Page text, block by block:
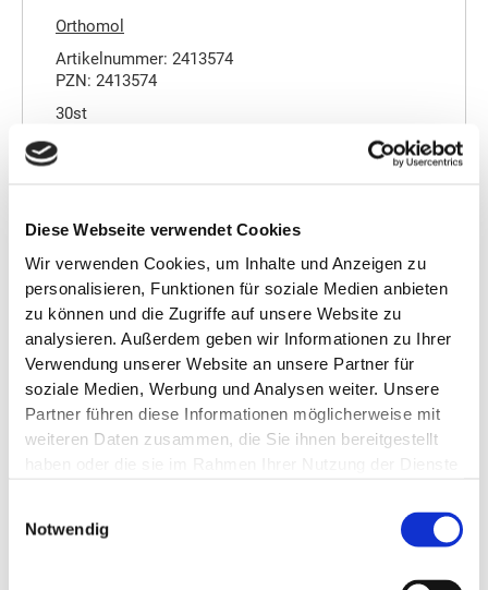
Diese Webseite verwendet Cookies
Wir verwenden Cookies, um Inhalte und Anzeigen zu
personalisieren, Funktionen für soziale Medien anbieten
zu können und die Zugriffe auf unsere Website zu
analysieren. Außerdem geben wir Informationen zu Ihrer
Verwendung unserer Website an unsere Partner für
soziale Medien, Werbung und Analysen weiter. Unsere
Partner führen diese Informationen möglicherweise mit
weiteren Daten zusammen, die Sie ihnen bereitgestellt
Notwendig
Orthomol
Artikelnummer: 2413574
PZN: 2413574
30st
Gebrauchsinformation
46,00 €
Pflichtangaben
ZUM PRODUKT